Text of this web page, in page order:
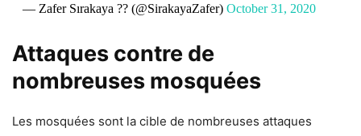
— Zafer Sırakaya ?? (@SirakayaZafer) October 31, 2020
Attaques contre de
nombreuses mosquées
Les mosquées sont la cible de nombreuses attaques